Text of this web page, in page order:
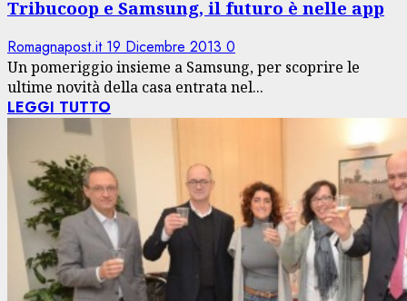
Tribucoop e Samsung, il futuro è nelle app
Romagnapost.it 19 Dicembre 2013 0
Un pomeriggio insieme a Samsung, per scoprire le
ultime novità della casa entrata nel...
LEGGI TUTTO